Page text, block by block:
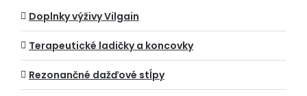
Doplnky výživy Vilgain
Terapeutické ladičky a koncovky
Rezonančné dažďové stĺpy